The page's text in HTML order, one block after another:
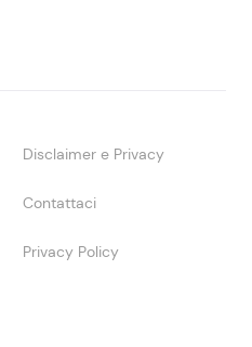
Disclaimer e Privacy
Contattaci
Privacy Policy